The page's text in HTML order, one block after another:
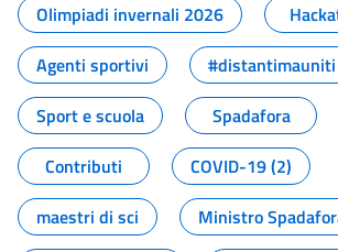
Olimpiadi invernali 2026
Agenti sportivi
#distantimauniti
Sport e scuola
Spadafora
Contributi
COVID-19 (2)
maestri di sci
Ministro